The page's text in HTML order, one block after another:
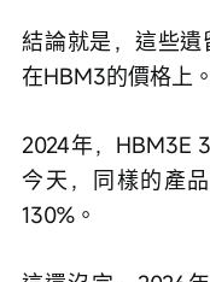
結論就是，這些
在HBM3的價格上。
2024年，HBM3E
今天，同樣的產
130%。